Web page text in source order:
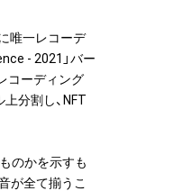
唯一レコーデ
- 2021」バー
コーディング
分割し、NFT
のかを示すも
が全て揃うこ